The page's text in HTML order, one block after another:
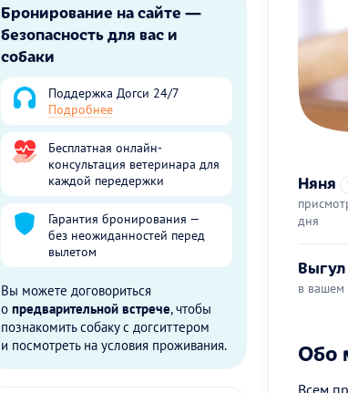
Бронирование на сайте —
безопасность для вас и
собаки
Поддержка Догси 24/7
Подробнее
Бесплатная онлайн-
консультация ветеринара для
каждой передержки
Гарантия бронирования —
без неожиданностей перед
вылетом
Вы можете договориться
о предварительной встрече, чтобы
познакомить собаку с догситтером
и посмотреть на условия проживания.
Няня
дня
Выгул
в вашем
Обо
Всем